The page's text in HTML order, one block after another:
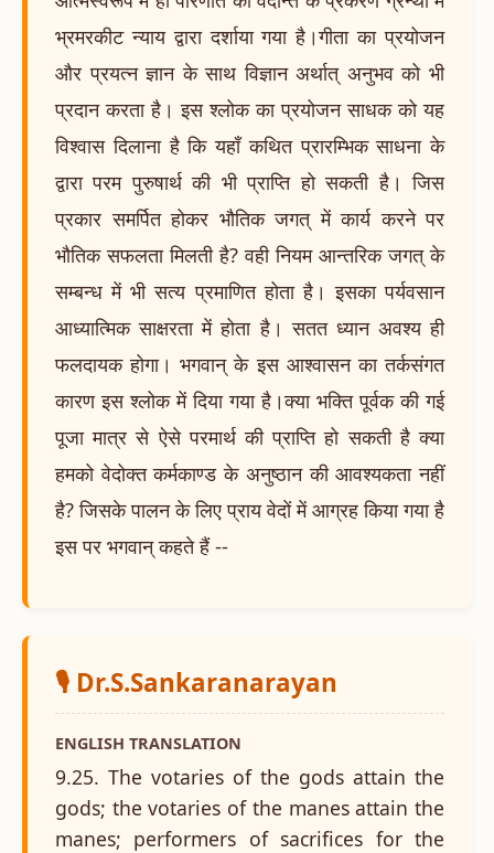
भ्रमरकीट न्याय द्वारा दर्शाया गया है।गीता का प्रयोजन
और प्रयत्न ज्ञान के साथ विज्ञान अर्थात् अनुभव को भी
प्रदान करता है। इस श्लोक का प्रयोजन साधक को यह
विश्वास दिलाना है कि यहाँ कथित प्रारम्भिक साधना के
द्वारा परम पुरुषार्थ की भी प्राप्ति हो सकती है। जिस
प्रकार समर्पित होकर भौतिक जगत् में कार्य करने पर
भौतिक सफलता मिलती है? वही नियम आन्तरिक जगत् के
सम्बन्ध में भी सत्य प्रमाणित होता है। इसका पर्यवसान
आध्यात्मिक साक्षरता में होता है। सतत ध्यान अवश्य ही
फलदायक होगा। भगवान् के इस आश्वासन का तर्कसंगत
कारण इस श्लोक में दिया गया है।क्या भक्ति पूर्वक की गई
पूजा मात्र से ऐसे परमार्थ की प्राप्ति हो सकती है क्या
हमको वेदोक्त कर्मकाण्ड के अनुष्ठान की आवश्यकता नहीं
है? जिसके पालन के लिए प्राय वेदों में आग्रह किया गया है
इस पर भगवान् कहते हैं --
🎙️ Dr.S.Sankaranarayan
ENGLISH TRANSLATION
9.25. The votaries of the gods attain the
gods; the votaries of the manes attain the
manes; performers of sacrifices for the